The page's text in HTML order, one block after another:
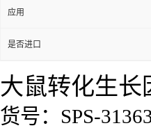
应用
是否进口
大鼠转化生长
货号：SPS-